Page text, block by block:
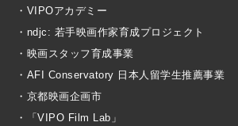
・VIPOアカデミー
・ndjc: 若手映画作家育成プロジェクト
・映画スタッフ育成事業
・AFI Conservatory 日本人留学生推薦事業
・京都映画企画市
・「VIPO Film Lab」